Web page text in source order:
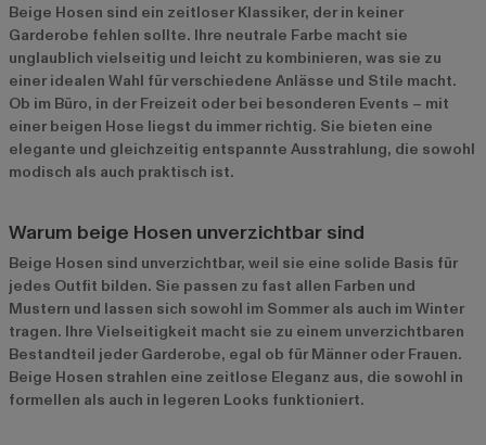
Beige Hosen sind ein zeitloser Klassiker, der in keiner
Garderobe fehlen sollte. Ihre neutrale Farbe macht sie
unglaublich vielseitig und leicht zu kombinieren, was sie zu
einer idealen Wahl für verschiedene Anlässe und Stile macht.
Ob im Büro, in der Freizeit oder bei besonderen Events – mit
einer beigen Hose liegst du immer richtig. Sie bieten eine
elegante und gleichzeitig entspannte Ausstrahlung, die sowohl
modisch als auch praktisch ist.
Warum beige Hosen unverzichtbar sind
Beige Hosen sind unverzichtbar, weil sie eine solide Basis für
jedes Outfit bilden. Sie passen zu fast allen Farben und
Mustern und lassen sich sowohl im Sommer als auch im Winter
tragen. Ihre Vielseitigkeit macht sie zu einem unverzichtbaren
Bestandteil jeder Garderobe, egal ob für Männer oder Frauen.
Beige Hosen strahlen eine zeitlose Eleganz aus, die sowohl in
formellen als auch in legeren Looks funktioniert.